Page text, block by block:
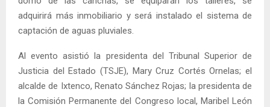
adquirirá más inmobiliario y será instalado el sistema de
captación de aguas pluviales.
Al evento asistió la presidenta del Tribunal Superior de
Justicia del Estado (TSJE), Mary Cruz Cortés Ornelas; el
alcalde de Ixtenco, Renato Sánchez Rojas; la presidenta de
la Comisión Permanente del Congreso local, Maribel León